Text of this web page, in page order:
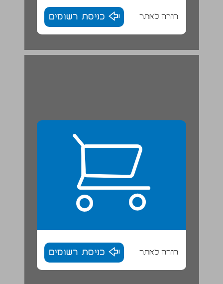
חזרה לאתר כניסת רשומים
חזרה לאתר כניסת רשומים